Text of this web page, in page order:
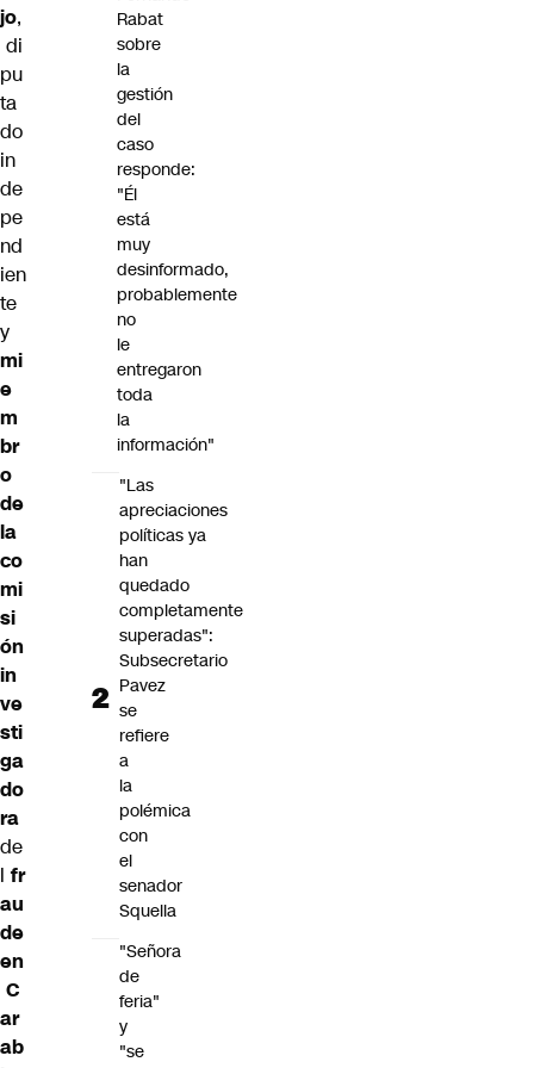
jo,
di
pu
ta
do
in
de
pe
nd
ien
te
y
mi
e
m
br
o
de
la
co
mi
si
ón
in
ve
sti
ga
do
ra
de
l fr
au
de
en
C
ar
ab
Rabat
sobre
la
gestión
del
caso
responde:
"Él
está
muy
desinformado,
probablemente
no
le
entregaron
toda
la
información"
"Las
apreciaciones
políticas ya
han
quedado
completamente
superadas":
Subsecretario
Pavez
se
refiere
a
la
polémica
con
el
senador
Squella
"Señora
de
feria"
y
"se